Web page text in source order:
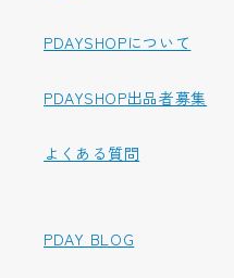
PDAYSHOPについて
PDAYSHOP出品者募集
よくある質問
PDAY BLOG